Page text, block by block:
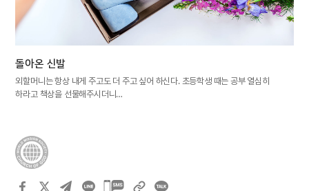
돌아온 신발
외할머니는 항상 내게 주고도 더 주고 싶어 하신다. 초등학생 때는 공부 열심히
하라고 책상을 선물해주시더니…
카카오톡